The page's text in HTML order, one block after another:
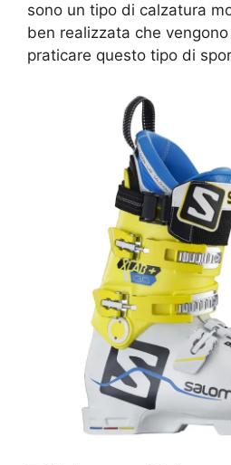
sono un tipo di calzatura
ben realizzata che
praticare questo tipo di